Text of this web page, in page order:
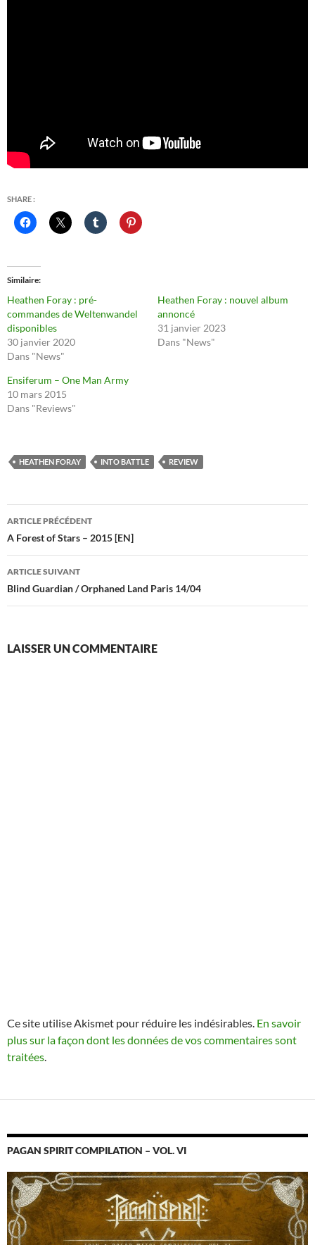
SHARE :
Similaire
Heathen Foray : pré-
commandes de Weltenwandel
disponibles
30 janvier 2020
Dans "News"
Heathen Foray : nouvel album
annoncé
31 janvier 2023
Dans "News"
Ensiferum – One Man Army
10 mars 2015
Dans "Reviews"
HEATHEN FORAY INTO BATTLE REVIEW
Navigation
des
articles
ARTICLE PRÉCÉDENT
A Forest of Stars – 2015 [EN]
ARTICLE SUIVANT
Blind Guardian / Orphaned Land Paris 14/04
LAISSER UN COMMENTAIRE
Ce site utilise Akismet pour réduire les indésirables. En savoir
plus sur la façon dont les données de vos commentaires sont
traitées.
PAGAN SPIRIT COMPILATION – VOL. VI